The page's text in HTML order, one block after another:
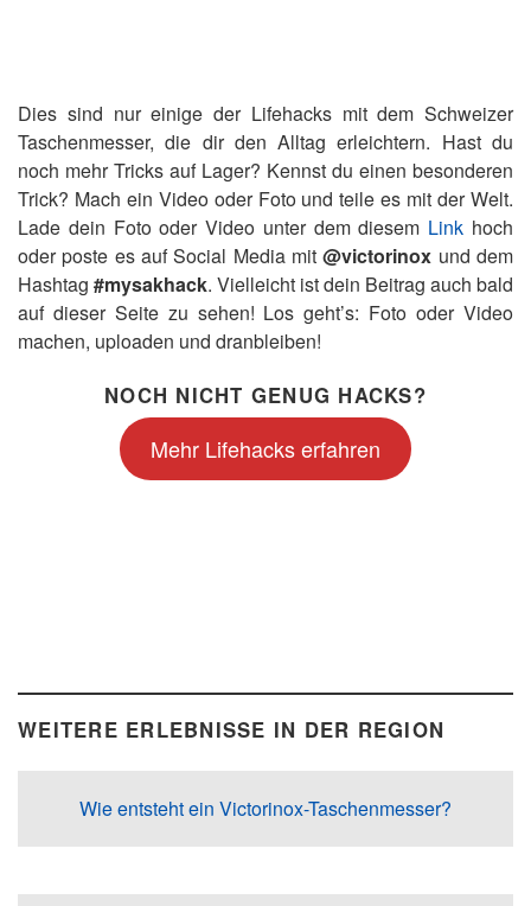
Dies sind nur einige der Lifehacks mit dem Schweizer
Taschenmesser, die dir den Alltag erleichtern. Hast du
noch mehr Tricks auf Lager? Kennst du einen besonderen
Trick? Mach ein Video oder Foto und teile es mit der Welt.
Lade dein Foto oder Video unter dem diesem Link hoch
oder poste es auf Social Media mit@victorinox und dem
Hashtag #mysakhack. Vielleicht ist dein Beitrag auch bald
auf dieser Seite zu sehen! Los geht’s: Foto oder Video
machen, uploaden und dranbleiben!
NOCH NICHT GENUG HACKS?
Mehr Lifehacks erfahren
WEITERE ERLEBNISSE IN DER REGION
Wie entsteht ein Victorinox-Taschenmesser?